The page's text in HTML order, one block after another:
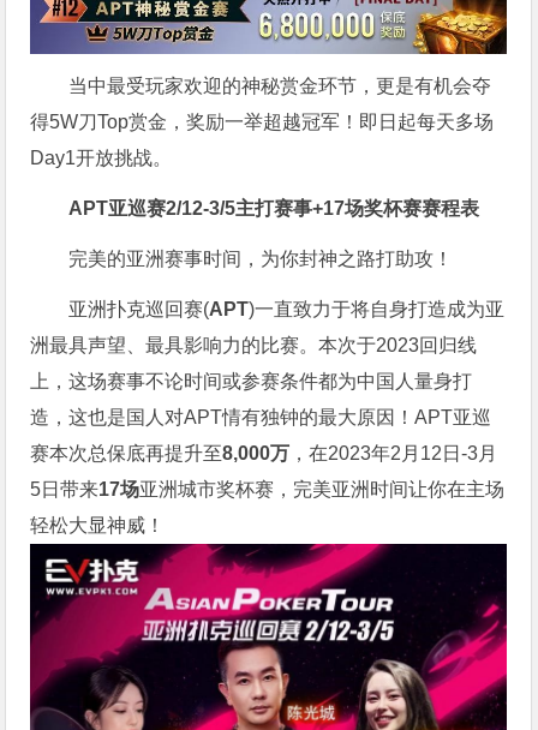
当中最受玩家欢迎的神秘赏金环节，更是有机会夺
得5W刀Top赏金，奖励一举超越冠军！即日起每天多场
Day1开放挑战。
APT亚巡赛2/12-3/5主打赛事+17场奖杯赛赛程表
完美的亚洲赛事时间，为你封神之路打助攻！
亚洲扑克巡回赛(APT)一直致力于将自身打造成为亚
洲最具声望、最具影响力的比赛。本次于2023回归线
上，这场赛事不论时间或参赛条件都为中国人量身打
造，这也是国人对APT情有独钟的最大原因！APT亚巡
赛本次总保底再提升至8,000万 ，在2023年2月12日-3月
5日带来17场亚洲城市奖杯赛，完美亚洲时间让你在主场
轻松大显神威！